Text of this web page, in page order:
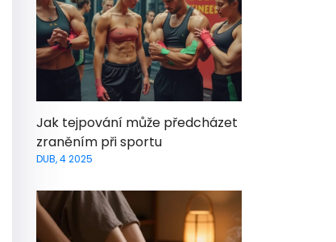
Jak tejpování může předcházet
zraněním při sportu
DUB, 4 2025